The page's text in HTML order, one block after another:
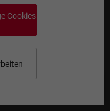
Cookies